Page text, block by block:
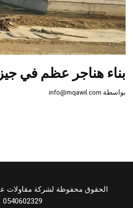
بناء هناجر عظم في
بواسطة info@mqawil.com
الحقوق محفوظة لشركة مقاولات
0540602329